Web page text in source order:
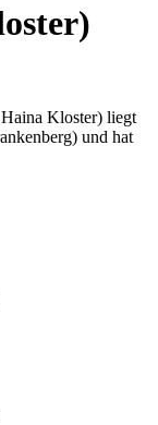
Kloster) liegt
und hat